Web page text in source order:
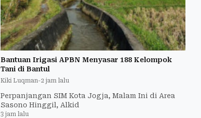
Bantuan Irigasi APBN Menyasar 188 Kelompok
Tani di Bantul
Kiki Luqman-2 jam lalu
Perpanjangan SIM Kota Jogja, Malam Ini di Area
Sasono Hinggil, Alkid
3 jam lalu